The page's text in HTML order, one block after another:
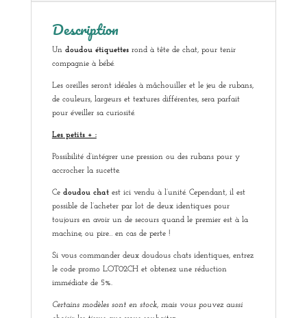
Description
Un doudou étiquettesrond à tête de chat, pour tenir
compagnie à bébé.
Les oreilles seront idéales à mâchouiller et le jeu de rubans,
de couleurs, largeurs et textures différentes, sera parfait
pour éveiller sa curiosité.
Les petits + :
Possibilité d’intégrer une pression ou des rubans pour y
accrocher la sucette.
Ce doudou chatest ici vendu à l’unité. Cependant, il est
possible de l’acheter par lot de deux identiques pour
toujours en avoir un de secours quand le premier est à la
machine, ou pire… en cas de perte !
Si vous commander deux doudous chats identiques, entrez
le code promo LOT02CH et obtenez une réduction
immédiate de 5%.
Certains modèles sont en stock, mais vous pouvez aussi